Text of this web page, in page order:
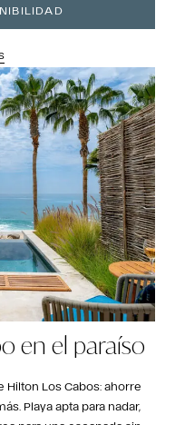
en el paraíso
Los Cabos: ahorre
Playa apta para nadar,